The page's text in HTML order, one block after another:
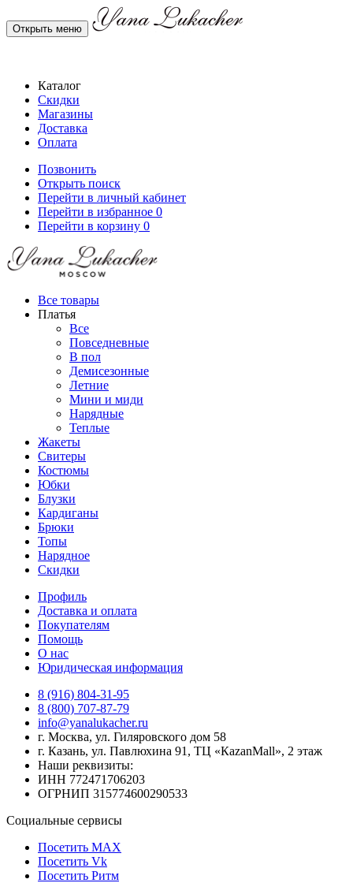
Открыть меню
Каталог
Скидки
Магазины
Доставка
Оплата
Позвонить
Открыть поиск
Перейти в личный кабинет
Перейти в избранное 0
Перейти в корзину 0
Все товары
Платья
Все
Повседневные
В пол
Демисезонные
Летние
Мини и миди
Нарядные
Теплые
Жакеты
Свитеры
Костюмы
Юбки
Блузки
Кардиганы
Брюки
Топы
Нарядное
Скидки
Профиль
Доставка и оплата
Покупателям
Помощь
О нас
Юридическая информация
8 (916) 804-31-95
8 (800) 707-87-79
info@yanalukacher.ru
г. Москва, ул. Гиляровского дом 58
г. Казань, ул. Павлюхина 91, ТЦ «КazanMall», 2 этаж
Наши реквизиты:
ИНН 772471706203
ОГРНИП 315774600290533
Социальные сервисы
Посетить MAX
Посетить Vk
Посетить Ритм